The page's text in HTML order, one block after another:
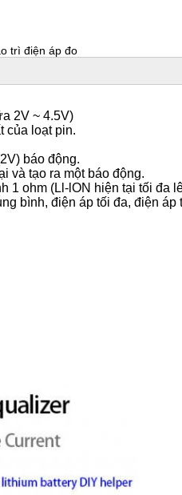
trì điện áp đo
2V ~ 4.5V)
của loạt pin.
báo động.
và tạo ra một báo động.
1 ohm (Ll-lON hiện tại tối đa
bình, điện áp tối đa, điện áp